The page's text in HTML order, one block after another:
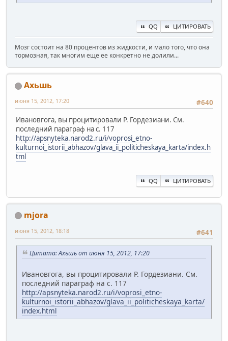
QQ ЦИТИРОВАТЬ
Мозг состоит на 80 процентов из жидкости, и мало того, что она
тормозная, так многим еще ее конкретно не долили...
Ахьшь
#640
июня 15, 2012, 17:20
Ивановгога, вы процитировали Р. Гордезиани. См.
последний параграф на с. 117
http://apsnyteka.narod2.ru/i/voprosi_etno-
kulturnoi_istorii_abhazov/glava_ii_politicheskaya_karta/index.h
tml
QQ ЦИТИРОВАТЬ
mjora
#641
июня 15, 2012, 18:18
Цитата: Ахьшь от июня 15, 2012, 17:20
Ивановгога, вы процитировали Р. Гордезиани. См.
последний параграф на с. 117
http://apsnyteka.narod2.ru/i/voprosi_etno-
kulturnoi_istorii_abhazov/glava_ii_politicheskaya_karta/
index.html